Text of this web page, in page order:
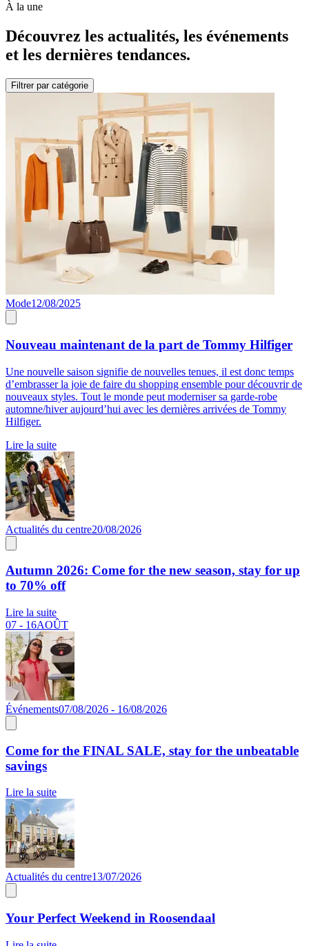
À la une
Découvrez les actualités, les événements
et les dernières tendances.
Filtrer par catégorie
Mode12/08/2025
Nouveau maintenant de la part de Tommy Hilfiger
Une nouvelle saison signifie de nouvelles tenues, il est donc temps
d’embrasser la joie de faire du shopping ensemble pour découvrir de
nouveaux styles. Tout le monde peut moderniser sa garde-robe
automne/hiver aujourd’hui avec les dernières arrivées de Tommy
Hilfiger.
Lire la suite
Actualités du centre20/08/2026
Autumn 2026: Come for the new season, stay for up
to 70% off
Lire la suite
07 - 16AOÛT
Événements07/08/2026 - 16/08/2026
Come for the FINAL SALE, stay for the unbeatable
savings
Lire la suite
Actualités du centre13/07/2026
Your Perfect Weekend in Roosendaal